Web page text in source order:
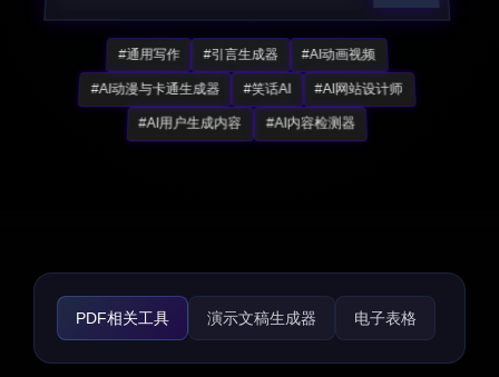
#通用写作 #引言生成器 #AI动画视频
#AI动漫与卡通生成器 #笑话AI #AI网站设计师
#AI用户生成内容 #AI内容检测器
演示文稿生成器 电子表格
录音 WORD相关工具
PDF相关工具
生产力工具